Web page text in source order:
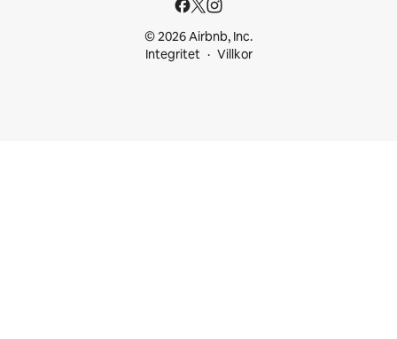
© 2026 Airbnb, Inc.
Integritet
Villkor